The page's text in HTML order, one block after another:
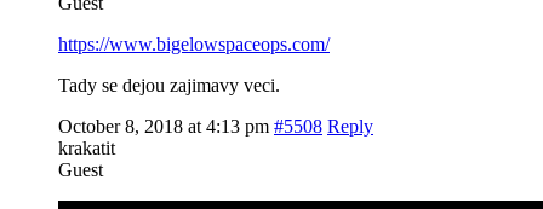
https://www.bigelowspaceops.com/
Tady se dejou zajimavy veci.
October 8, 2018 at 4:13 pm #5508 Reply
krakatit
Guest